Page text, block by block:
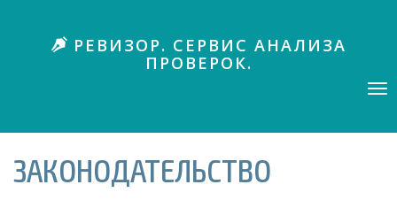
р
е
о
с
РЕВИЗОР. СЕРВИС АНАЛИЗА
ПРОВЕРОК.
ЗАКОНОДАТЕЛЬСТВО